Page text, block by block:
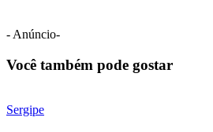
- Anúncio-
Você também pode gostar
Sergipe